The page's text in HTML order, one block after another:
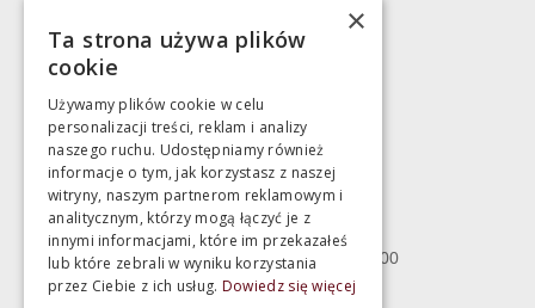
783 043 083
Magazyn
Bartycka 24/26 Hala 100
00-716 Warszawa
poniedziałek - piątek 10:00 - 18:00
sobota 10:00 - 15:00
×
Ta strona używa plików
cookie
Używamy plików cookie w celu
personalizacji treści, reklam i analizy
naszego ruchu. Udostępniamy również
informacje o tym, jak korzystasz z naszej
witryny, naszym partnerom reklamowym i
analitycznym, którzy mogą łączyć je z
innymi informacjami, które im przekazałeś
lub które zebrali w wyniku korzystania
przez Ciebie z ich usług. Dowiedz się więcej